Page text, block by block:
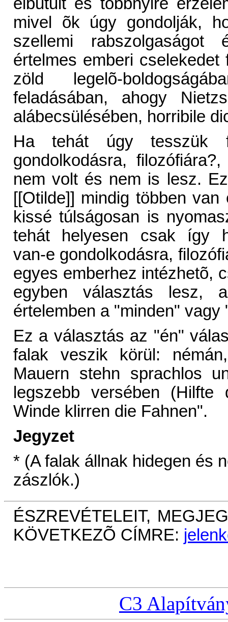
mivel õk úgy gondolják,
szellemi rabszolgaságot
értelmes emberi
zöld legelõ-
feladásában, ahogy
alábecsülésében, horribile
Ha tehát úgy tesszük
gondolkodásra,
nem volt és nem is lesz.
[[Otilde]] mindig többen
kissé túlságosan is
tehát helyesen csak így
van-e gondolkodásra,
egyes emberhez intézhetõ,
egyben választás lesz,
értelemben a "minden"
Ez a választás az "én"
falak veszik körül:
Mauern stehn sprachlos
legszebb versében
Winde klirren die Fahnen".
Jegyzet
* (A falak állnak hidegen és
zászlók.)
ÉSZREVÉTELEIT,
KÖVETKEZÕ CÍMRE:
C3